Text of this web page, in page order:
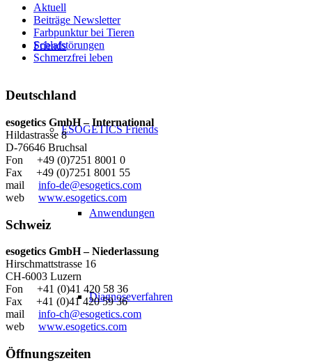
Friends
ESOGETICS Friends
Anwendungen
Diagnoseverfahren
Aktuell
Beiträge Newsletter
Farbpunktur bei Tieren
Schlafstörungen
Schmerzfrei leben
Deutschland
esogetics GmbH – International
Hildastrasse 8
D-76646 Bruchsal
Fon +49 (0)7251 8001 0
Fax +49 (0)7251 8001 55
mail info-de@esogetics.com
web www.esogetics.com
Schweiz
esogetics GmbH – Niederlassung
Hirschmattstrasse 16
CH-6003 Luzern
Fon +41 (0)41 420 58 36
Fax +41 (0)41 420 59 36
mail info-ch@esogetics.com
web www.esogetics.com
Öffnungszeiten